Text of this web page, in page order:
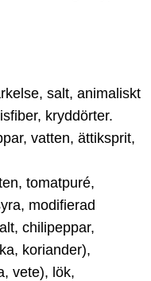
salt, animaliskt
kryddörter.
vatten, ättiksprit,
tomatpuré,
modifierad
chilipeppar,
koriander),
vete), lök,